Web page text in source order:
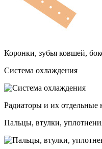
Коронки, зубья ковшей,
Система охлаждения
Радиаторы и их
Пальцы, втулки,